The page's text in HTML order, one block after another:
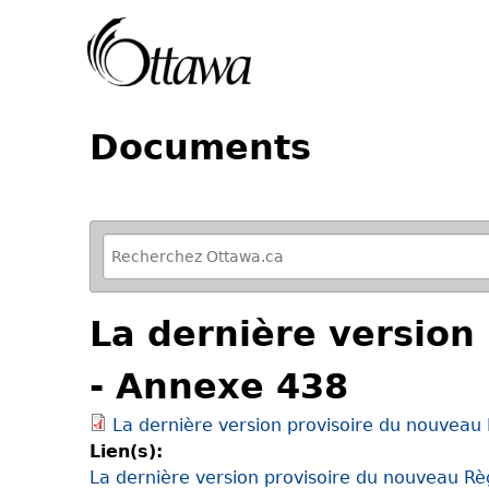
Documents
R
e
f
n
o
u
r
La dernière
- Annexe 438
La dernière version provisoire du
Lien(s):
La dernière version provisoire du nouveau